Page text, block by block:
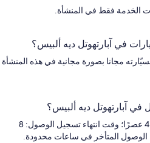
الخدمة فقط في المنشأة.
في آبارتهوتل ديه ألبيس؟
مجانا بصورة مجانية في هذه المنشأة
آبارتهوتل ديه ألبيس؟
وقت بدء تسجيل الوصول: 4 عصرًا؛ وقت انتهاء تسجيل الوصول: 8
المتأخر في ساعات محدودة.